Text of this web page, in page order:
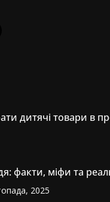
дитячі товари в
факти, міфи та
2025